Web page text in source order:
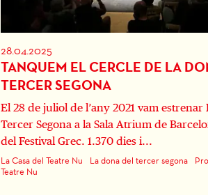
28.04.2025
TANQUEM EL CERCLE DE LA
TERCER SEGONA
El 28 de juliol de l’any 2021 vam estrenar
Tercer Segona a la Sala Atrium de
del Festival Grec. 1.370 dies i...
La Casa del Teatre Nu La dona del tercer segona
Teatre Nu